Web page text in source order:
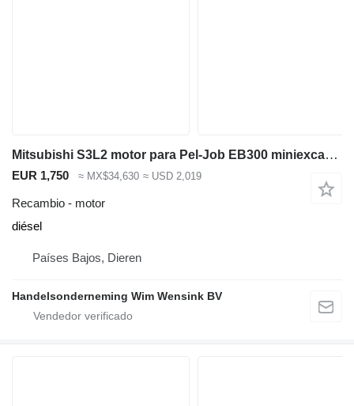
Mitsubishi S3L2 motor para Pel-Job EB300 miniexcavadora
EUR 1,750 ≈ MX$34,630 ≈ USD 2,019
Recambio - motor
diésel
Países Bajos, Dieren
Handelsonderneming Wim Wensink BV